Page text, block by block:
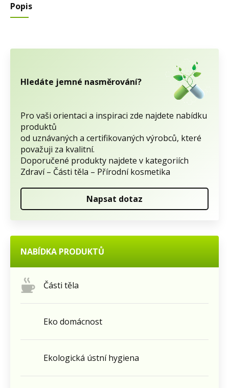
Popis
Hledáte jemné nasměrování?
Pro vaši orientaci a inspiraci zde najdete nabídku
produktů
od uznávaných a certifikovaných výrobců, které
považuji za kvalitní.
Doporučené produkty najdete v kategoriích
Zdraví – Části těla – Přírodní kosmetika
Napsat dotaz
NABÍDKA PRODUKTŮ
Části těla
Eko domácnost
Ekologická ústní hygiena